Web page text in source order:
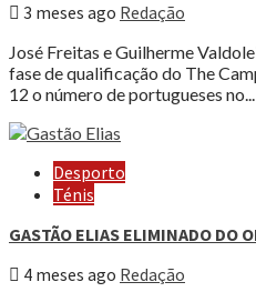
3 meses ago Redação
José Freitas e Guilherme
fase de qualificação do The
12 o número de portugueses no...
Desporto
Ténis
GASTÃO ELIAS ELIMINADO DO
4 meses ago Redação